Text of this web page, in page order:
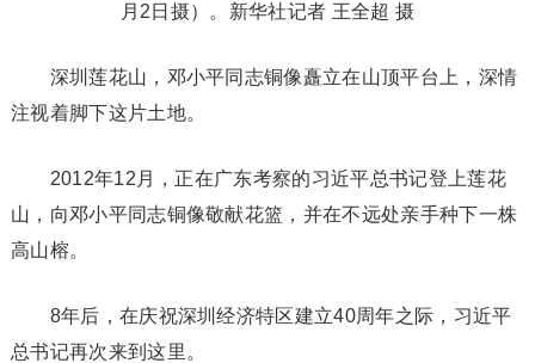
月2日摄）。新华社记者 王全超 摄
深圳莲花山，邓小平同志铜像矗立在山顶平台上，深情
注视着脚下这片土地。
2012年12月，正在广东考察的习近平总书记登上莲花
山，向邓小平同志铜像敬献花篮，并在不远处亲手种下一株
高山榕。
8年后，在庆祝深圳经济特区建立40周年之际，习近平
总书记再次来到这里。